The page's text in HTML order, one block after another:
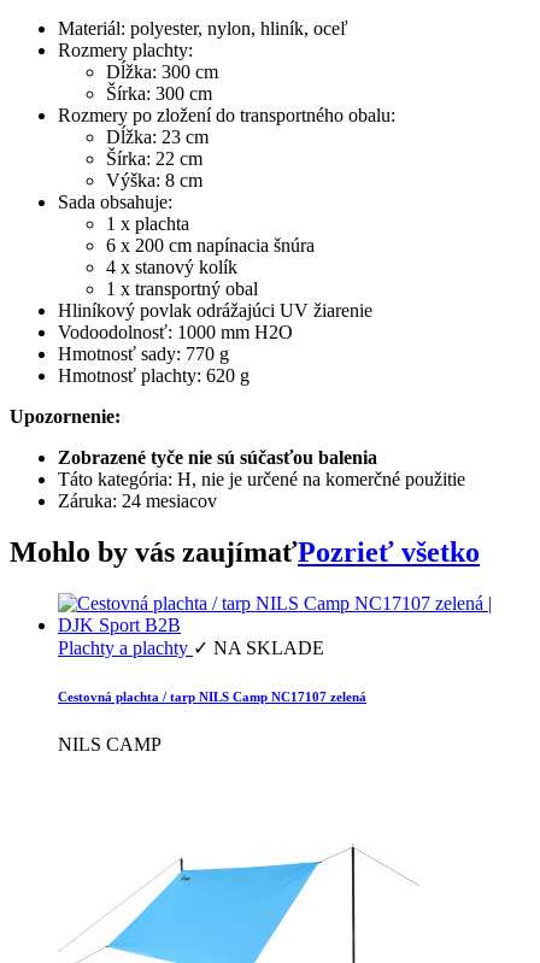
Materiál: polyester, nylon, hliník, oceľ
Rozmery plachty:
Dĺžka: 300 cm
Šírka: 300 cm
Rozmery po zložení do transportného obalu:
Dĺžka: 23 cm
Šírka: 22 cm
Výška: 8 cm
Sada obsahuje:
1 x plachta
6 x 200 cm napínacia šnúra
4 x stanový kolík
1 x transportný obal
Hliníkový povlak odrážajúci UV žiarenie
Vodoodolnosť: 1000 mm H2O
Hmotnosť sady: 770 g
Hmotnosť plachty: 620 g
Upozornenie:
Zobrazené tyče nie sú súčasťou balenia
Táto kategória: H, nie je určené na komerčné použitie
Záruka: 24 mesiacov
Mohlo by vás zaujímaťPozrieť všetko
Plachty a plachty ✓ NA SKLADE
Cestovná plachta / tarp NILS Camp NC17107 zelená
NILS CAMP